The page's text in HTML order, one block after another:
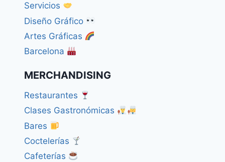
Servicios
Diseño Gráfico
Artes Gráficas
Barcelona
MERCHANDISING
Restaurantes
Clases Gastronómicas
Bares
Coctelerías
Cafeterías